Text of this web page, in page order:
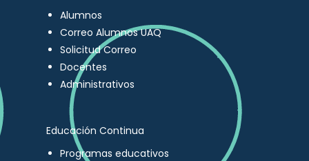
Alumnos
Correo Alumnos UAQ
Solicitud Correo
Docentes
Administrativos
Educación Continua
Programas educativos